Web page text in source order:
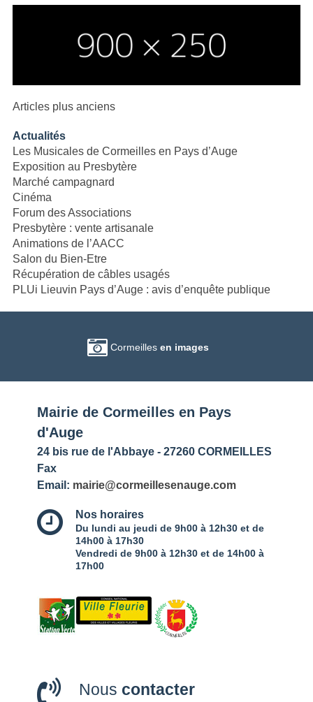
Navigation
articles
Articles plus anciens
Actualités
Les Musicales de Cormeilles en Pays d’Auge
Exposition au Presbytère
Marché campagnard
Cinéma
Forum des Associations
Presbytère : vente artisanale
Animations de l’AACC
Salon du Bien-Etre
Récupération de câbles usagés
PLUi Lieuvin Pays d’Auge : avis d’enquête publique
Cormeillesen images
Mairie de Cormeilles en Pays
d'Auge
24 bis rue de l'Abbaye - 27260 CORMEILLES
Fax
Email: mairie@cormeillesenauge.com
Nos horaires
Du lundi au jeudi de 9h00 à 12h30 et de
14h00 à 17h30
Vendredi de 9h00 à 12h30 et de 14h00 à
17h00
Nous contacter